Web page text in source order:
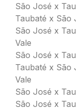
São José x
Taubaté x São
São José x
Vale
São José x
Taubaté x São
Vale
São José x
São José x